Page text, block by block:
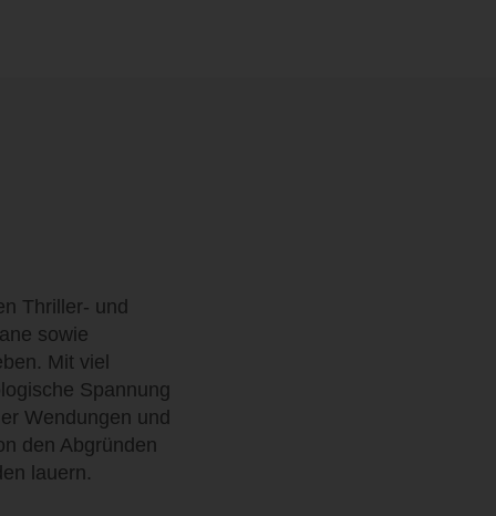
Thriller- und
sowie
Mit viel
Spannung
Wendungen und
den Abgründen
lauern.